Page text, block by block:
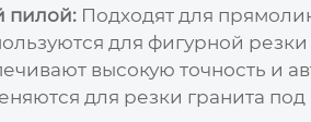
пилой:Подходят для
для фигурной
высокую точность и
для резки гранита